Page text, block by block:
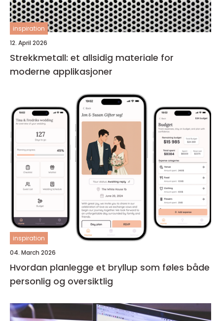
inspiration
12. April 2026
Strekkmetall: et allsidig materiale for
moderne applikasjoner
inspiration
04. March 2026
Hvordan planlegge et bryllup som føles både
personlig og oversiktlig